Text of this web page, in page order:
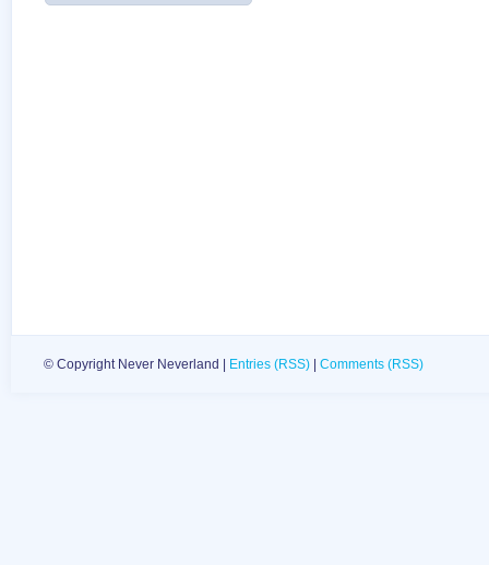
© Copyright Never Neverland | Entries (RSS) Comments (RSS)